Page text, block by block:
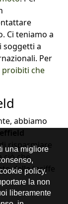
Ci teniamo a
soggetti a
Per
che
abbiamo
risparmiare
ciò che
delle tariffe